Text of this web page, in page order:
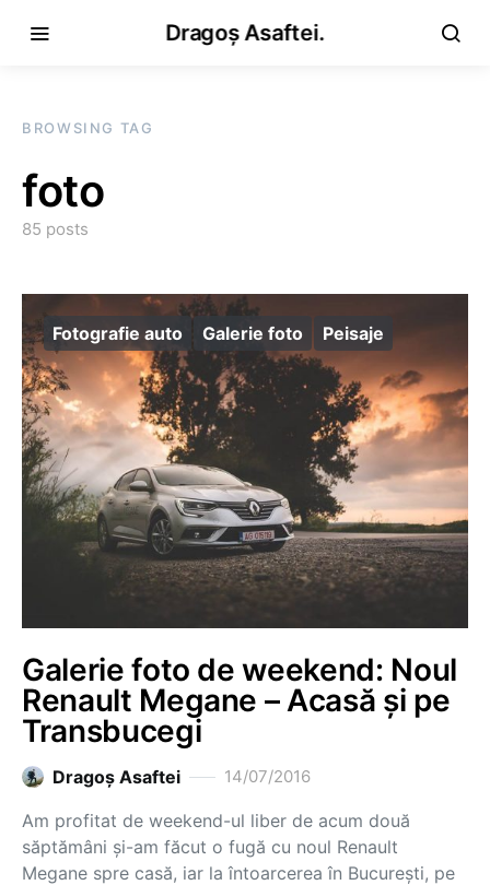
Dragoș Asaftei.
BROWSING TAG
foto
85 posts
Fotografie auto Galerie foto Peisaje
Galerie foto de weekend: Noul
Renault Megane – Acasă și pe
Transbucegi
Dragoş Asaftei 14/07/2016
Am profitat de weekend-ul liber de acum două
săptămâni și-am făcut o fugă cu noul Renault
Megane spre casă, iar la întoarcerea în București, pe